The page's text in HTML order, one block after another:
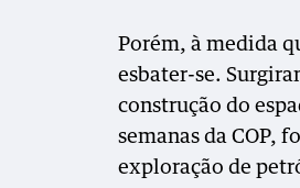
Porém, à medida
esbater-se.
construção do
semanas da COP,
exploração de